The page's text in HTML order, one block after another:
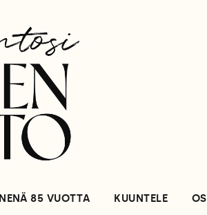
85 VUOTTA KUUNTELE